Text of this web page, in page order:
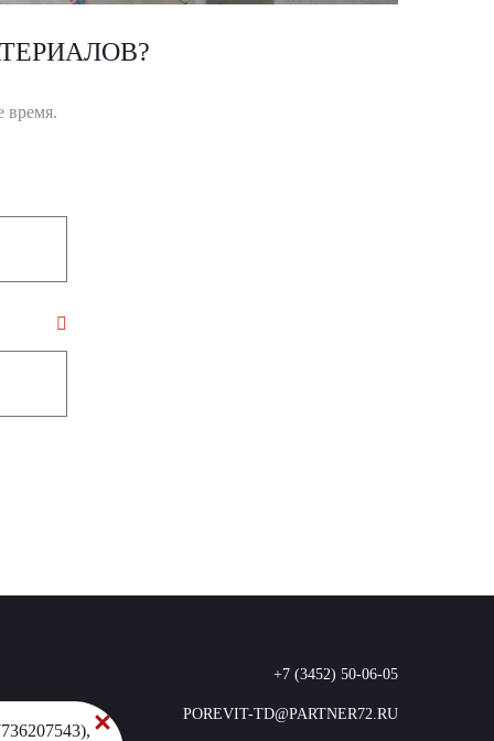
время.
+7 (3452) 50-06-05
POREVIT-TD@PARTNER72.RU